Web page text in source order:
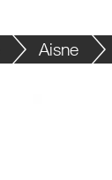
Aisne